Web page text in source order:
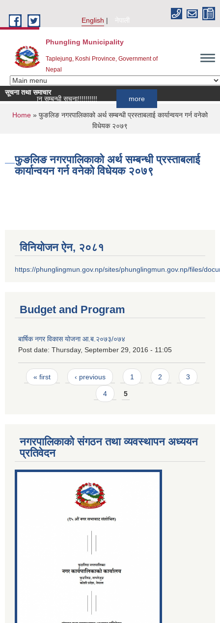
English
नेपाली
Phungling Municipality
Taplejung, Koshi Province, Government of
Nepal
सूचना तथा समाचार
आह्वान सम्बन्धी सूचना!!!!!!!!!!
You are here
Home » फुङलिङ नगरपालिकाको अर्थ सम्बन्धी प्रस्ताबलाई कार्यान्वयन गर्न वनेको
विधेयक २०७९
फुङलिङ नगरपालिकाको अर्थ सम्बन्धी प्रस्ताबलाई
कार्यान्वयन गर्न वनेको विधेयक २०७९
विनियोजन ऐन‚ २०८१
https://phunglingmun.gov.np/sites/phunglingmun.gov.np/files/
Budget and Program
बार्षिक नगर विकास योजना आ.ब.२०७३/०७४
Post date: Thursday, September 29, 2016 - 11:05
Pages
« first ‹ previous 1 2 3
4 5
नगरपालिकाको संगठन तथा व्यवस्थापन अध्ययन
प्रतिवेदन